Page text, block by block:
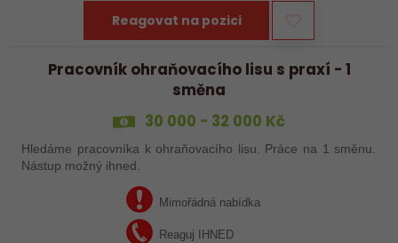
Reagovat na pozici
Pracovník ohraňovacího lisu s praxí - 1
směna
30 000 - 32 000 Kč
Hledáme pracovníka k ohraňovacího lisu. Práce na 1 směnu.
Nástup možný ihned.
Mimořádná nabídka
Reaguj IHNED